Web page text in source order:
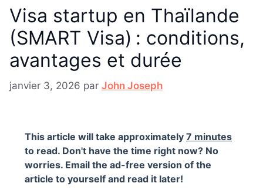
Visa startup en Thaïlande
(SMART Visa) : conditions,
avantages et durée
janvier 3, 2026 par John Joseph
This article will take approximately 7 minutes
to read. Don't have the time right now? No
worries. Email the ad-free version of the
article to yourself and read it later!